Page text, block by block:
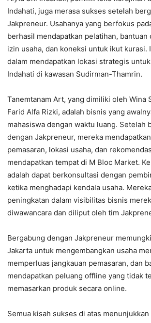
Indahati, juga merasa sukses setelah
Jakpreneur. Usahanya yang berfokus
berhasil mendapatkan pelatihan, bantuan
izin usaha, dan koneksi untuk ikut kurasi.
dalam mendapatkan lokasi strategis
Indahati di kawasan Sudirman-Thamrin.
Tanemtanam Art, yang dimiliki oleh Wina
Farid Alfa Rizki, adalah bisnis yang
mahasiswa dengan waktu luang. Setelah
dengan Jakpreneur, mereka
pemasaran, lokasi usaha, dan
mendapatkan tempat di M Bloc Market.
adalah dapat berkonsultasi dengan
ketika menghadapi kendala usaha.
peningkatan dalam visibilitas bisnis
diwawancara dan diliput oleh tim
Bergabung dengan Jakpreneur
Jakarta untuk mengembangkan usaha
memperluas jangkauan pemasaran, dan
mendapatkan peluang offline yang tidak
memasarkan produk secara online.
Semua kisah sukses di atas menunjukkan